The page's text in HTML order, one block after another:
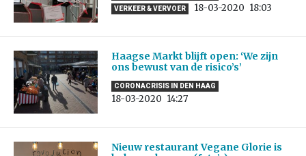
VERKEER & VERVOER
18-03-2020 18:03
Haagse Markt blijft open: ‘We zijn
ons bewust van de risico’s’
CORONACRISIS IN DEN HAAG
18-03-2020 14:27
Nieuw restaurant Vegane Glorie is